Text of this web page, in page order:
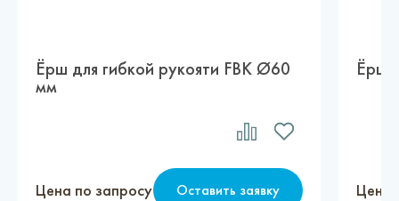
Ёрш для гибкой рукояти FBK Ø60
мм
Цена по запросу Оставить заявку
Ёрш
Цена